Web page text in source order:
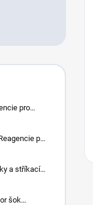
pro
bromu,
pro
a stříkací
šok